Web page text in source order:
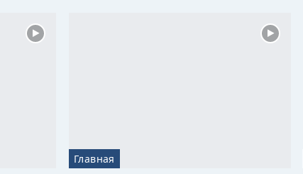
Главная